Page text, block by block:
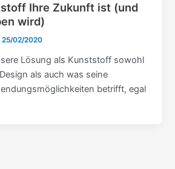
Ihre Zukunft ist (und
wird)
25/02/2020
Lösung als Kunststoff sowohl
als auch was seine
betrifft, egal